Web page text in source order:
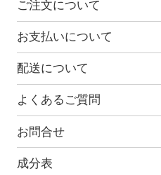
ご注文について
お支払いについて
配送について
よくあるご質問
お問合せ
成分表